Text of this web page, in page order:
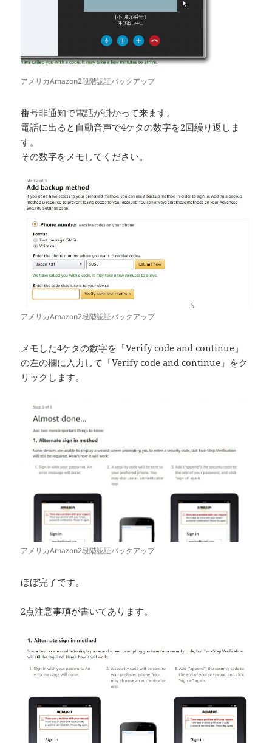
アメリカAmazon2段階認証バックアップ
番号非通知で電話が掛かって来ます。
電話に出ると自動音声で4ケタの数字を2回繰り返しま
す。
その数字をメモしてください。
アメリカAmazon2段階認証バックアップ
メモした4ケタの数字を「Verify code and continue」
の左の欄に入力して「Verify code and continue」をク
リックします。
アメリカAmazon2段階認証バックアップ
ほぼ完了です。
2点注意事項が書いてあります。